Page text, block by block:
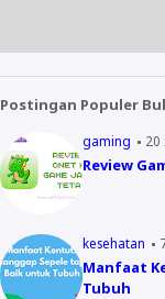
Postingan Populer
gaming 20
Review
kesehatan
Manfaat
Tubuh